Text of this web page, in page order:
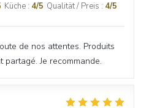
Küche : 4/5 Qualität / Preis : 4/5
de nos attentes. Produits
Je recommande.